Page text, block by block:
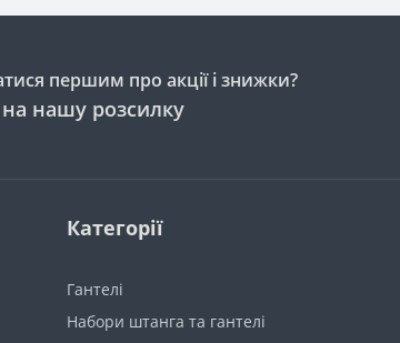
першим про акції і знижки?
на нашу розсилку
Категорії
Гантелі
Набори штанга та гантелі